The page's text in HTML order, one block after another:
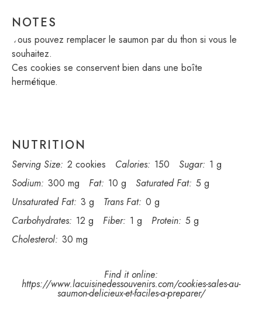
NOTES
Vous pouvez remplacer le saumon par du thon si vous le
souhaitez.
Ces cookies se conservent bien dans une boîte
hermétique.
NUTRITION
Serving Size: 2 cookies Calories: 150 Sugar: 1 g
Sodium: 300 mg Fat: 10 g Saturated Fat: 5 g
Unsaturated Fat: 3 g Trans Fat: 0 g
Carbohydrates: 12 g Fiber: 1 g Protein: 5 g
Cholesterol: 30 mg
Find it online:
https://www.lacuisinedessouvenirs.com/cookies-sales-au-
saumon-delicieux-et-faciles-a-preparer/